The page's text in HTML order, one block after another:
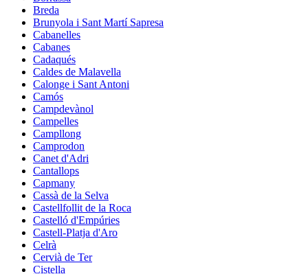
Breda
Brunyola i Sant Martí Sapresa
Cabanelles
Cabanes
Cadaqués
Caldes de Malavella
Calonge i Sant Antoni
Camós
Campdevànol
Campelles
Campllong
Camprodon
Canet d'Adri
Cantallops
Capmany
Cassà de la Selva
Castellfollit de la Roca
Castelló d'Empúries
Castell-Platja d'Aro
Celrà
Cervià de Ter
Cistella